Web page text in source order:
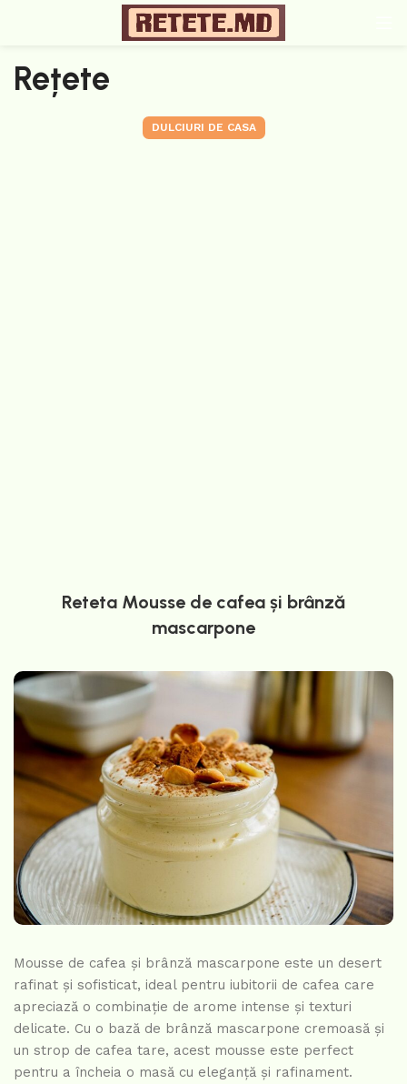
Rețete
DULCIURI DE CASA
Reteta Mousse de cafea și brânză
mascarpone
Mousse de cafea și brânză mascarpone este un desert
rafinat și sofisticat, ideal pentru iubitorii de cafea care
apreciază o combinație de arome intense și texturi
delicate. Cu o bază de brânză mascarpone cremoasă și
un strop de cafea tare, acest mousse este perfect
pentru a încheia o masă cu eleganță și rafinament.